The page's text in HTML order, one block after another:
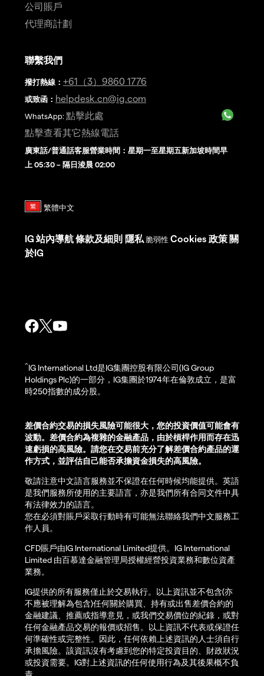
公司賬戶
代理商計劃
聯繫我們
撥打熱線 ： +61（3）9860 1776
或致函： helpdesk.cn@ig.com
WhatsApp: 點擊此處
點擊查看其它熱線電話
廣東話/普通話客服營業時間：星期一至星期五新加坡時間早
上 05:30 – 隔日淩晨 02:00
IG 站內導航條款及細則 隱私 脆弱性 Cookies 政策 關
於IG
^IG International Ltd是IG集團控股有限公司(IG Group
Holdings Plc)的一部分，IG集團於1974年在倫敦成立，是富
時250指數的成分股。
差價合約交易的損失風險可能很大，您的投資價值可能會有
波動。差價合約為複雜的金融產品，由於槓桿作用而存在迅
速虧損的高風險。請您在交易前充分了解差價合約產品的運
作方式，並評估自己能否承擔資金損失的高風險。
敬請注意中文語言服務並不保證在任何時候均能提供。英語
是我們服務所使用的主要語言，亦是我們所有合同文件中具
有法律效力的語言。
您在必須對賬戶采取行動時有可能無法聯絡我們中文服務工
作人員。
CFD賬戶由IG International Limited提供。IG International
Limited 由百慕達金融管理局授權經營投資業務和數位資產
業務。
IG提供的所有服務僅止於交易執行。以上資訊並不包含(亦
不應被理解為包含)任何關於購買、持有或出售差價合約的
金融建議、推薦或指導意見，或我們交易價位的紀錄，或對
任何金融產品交易的報價或招售。以上資訊不代表或保證任
何準確性或完整性。因此，任何依賴上述資訊的人士須自行
承擔風險。該資訊沒有考慮到您的特定投資目的、財政狀況
或投資需要。IG對上述資訊的任何使用行為及其後果概不負